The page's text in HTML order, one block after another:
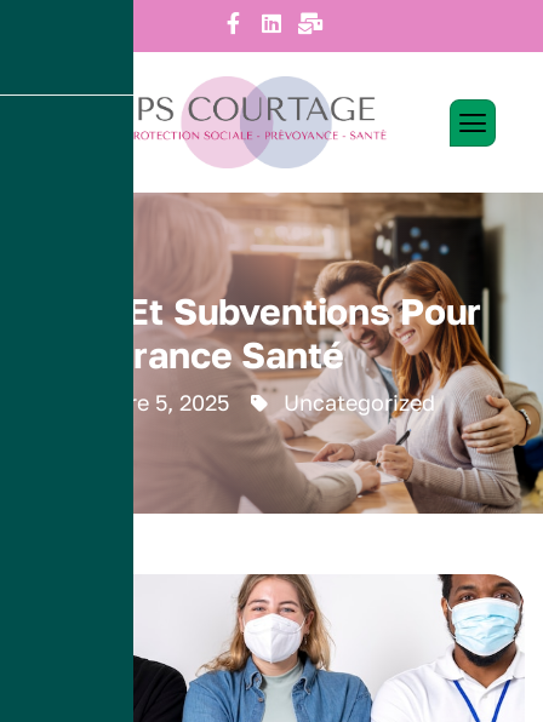
Panneau de gestion des cookies
Aides Et Subventions Pour
L’Assurance Santé
novembre 5, 2025 Uncategorized